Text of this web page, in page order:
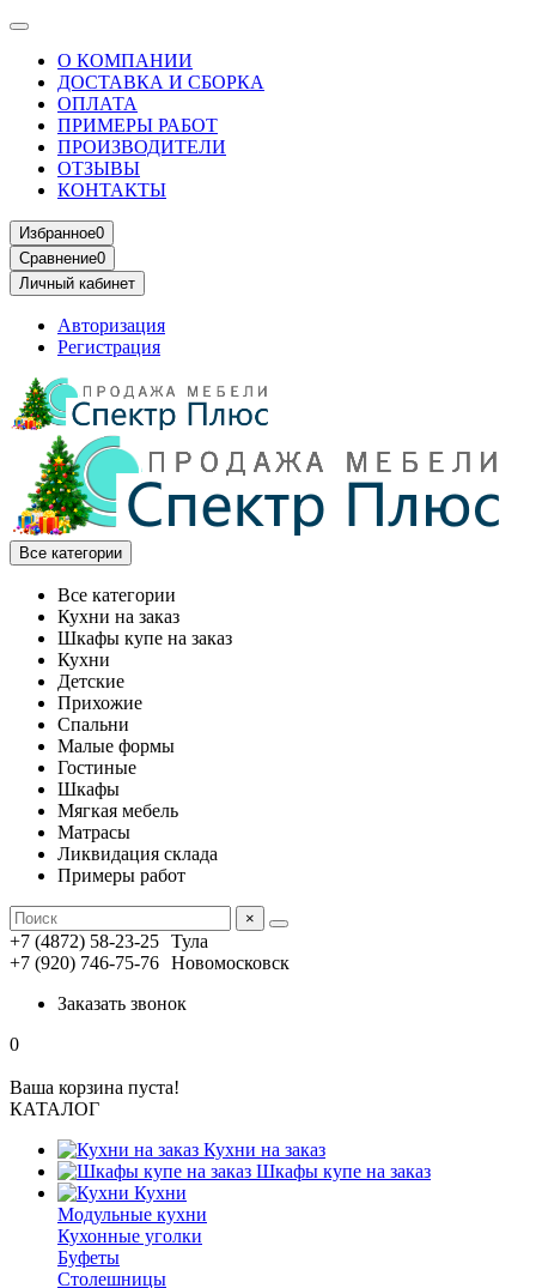
О КОМПАНИИ
ДОСТАВКА И СБОРКА
ОПЛАТА
ПРИМЕРЫ РАБОТ
ПРОИЗВОДИТЕЛИ
ОТЗЫВЫ
КОНТАКТЫ
Избранное0
Сравнение0
Личный кабинет
Авторизация
Регистрация
Все категории
Все категории
Кухни на заказ
Шкафы купе на заказ
Кухни
Детские
Прихожие
Спальни
Малые формы
Гостиные
Шкафы
Мягкая мебель
Матрасы
Ликвидация склада
Примеры работ
×
+7 (4872) 58-23-25 Тула
+7 (920) 746-75-76 Новомосковск
Заказать звонок
0
Ваша корзина пуста!
КАТАЛОГ
Кухни на заказ
Шкафы купе на заказ
Кухни
Модульные кухни
Кухонные уголки
Буфеты
Столешницы